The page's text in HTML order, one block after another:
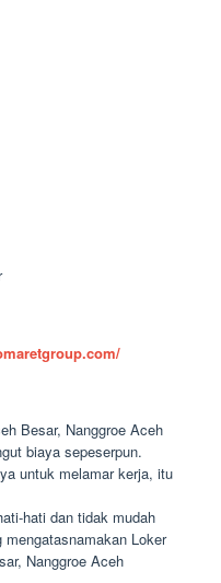
Besar, Nanggroe Aceh
biaya sepeserpun.
untuk melamar kerja, itu
hati dan tidak mudah
Loker
Nanggroe Aceh